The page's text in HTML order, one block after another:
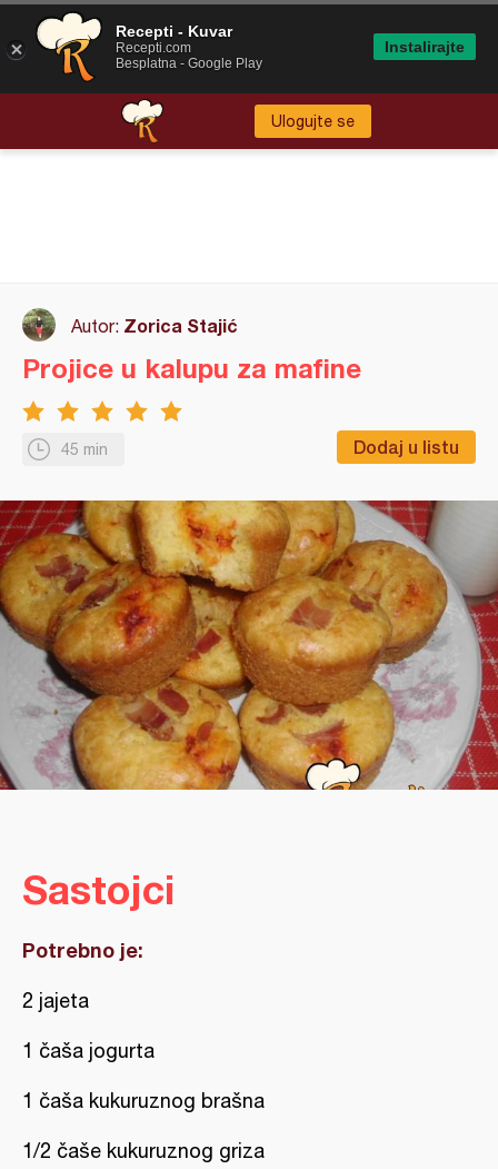
Ulogujte se
Autor: Zorica Stajić
45 min Dodaj u listu
Projice u kalupu za mafine
Sastojci
Potrebno je:
2 jajeta
1 čaša jogurta
1 čaša kukuruznog brašna
1/2 čaše kukuruznog griza
Recepti - Kuvar
Recepti.com
Besplatna - Google Play
Instalirajte